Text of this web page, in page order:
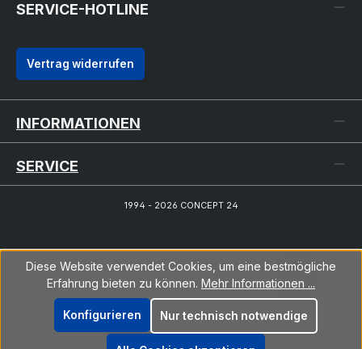
SERVICE-HOTLINE
Vertrag widerrufen
INFORMATIONEN
SERVICE
1994 - 2026 CONCEPT 24
Diese Website verwendet Cookies, um eine bestmögliche
Erfahrung bieten zu können. Mehr Informationen ...
Nur technisch notwendige
Konfigurieren